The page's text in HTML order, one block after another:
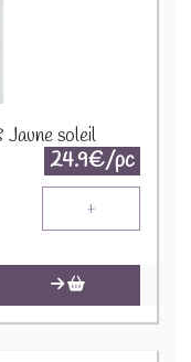
soleil
24.9€/pc
+